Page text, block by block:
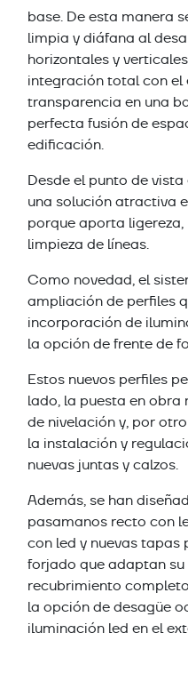
base. De esta manera
limpia y diáfana al
horizontales y
integración total con el
transparencia en una
perfecta fusión de
edificación.
Desde el punto de
una solución atractiva
porque aporta
limpieza de líneas.
Como novedad, el
ampliación de perfiles
incorporación de
la opción de frente de
Estos nuevos perfiles
lado, la puesta en obra
de nivelación y, por
la instalación y
nuevas juntas y calzos.
Además, se han
pasamanos recto con
con led y nuevas tapas
forjado que adaptan
recubrimiento
la opción de desagüe
iluminación led en el